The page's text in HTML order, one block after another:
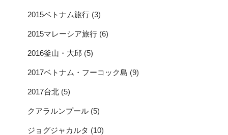
2015ベトナム旅行 (3)
2015マレーシア旅行 (6)
2016釜山・大邱 (5)
2017ベトナム・フーコック島 (9)
2017台北 (5)
クアラルンプール (5)
ジョグジャカルタ (10)